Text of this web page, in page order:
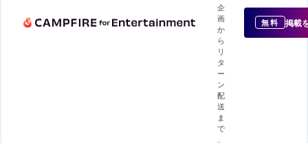
企
画
か
ら
リ
タ
ー
ン
配
送
ま
で
無料 掲載